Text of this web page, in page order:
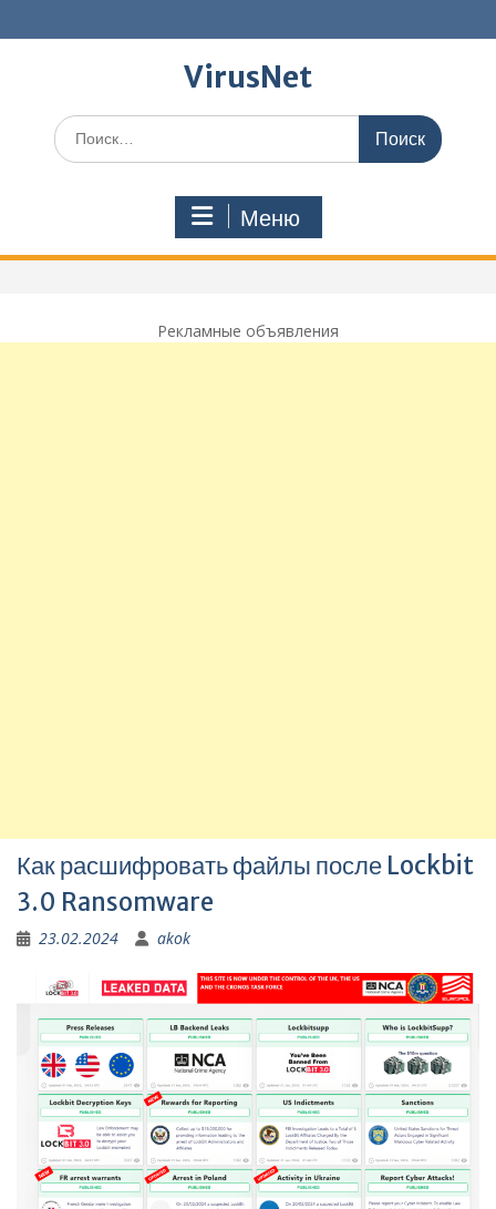
к
VirusNet
Поиск
по:
Меню
Рекламные объявления
Как расшифровать файлы после Lockbit
3.0 Ransomware
23.02.2024 akok